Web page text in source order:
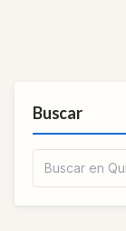
Buscar